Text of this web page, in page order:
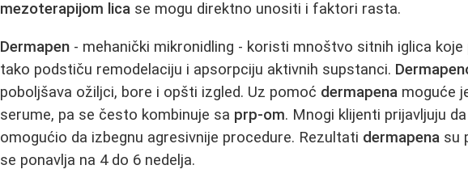
mezoterapijom lica se mogu direktno unositi i faktori rasta.
Dermapen - mehanički mikronidling - koristi mnoštvo sitnih iglica koje
tako podstiču remodelaciju i apsorpciju aktivnih supstanci.
poboljšava ožiljci, bore i opšti izgled. Uz pomoć dermapena moguće
serume, pa se često kombinuje sa prp-om. Mnogi klijenti prijavljuju
omogućio da izbegnu agresivnije procedure. Rezultati dermapena su
se ponavlja na 4 do 6 nedelja.